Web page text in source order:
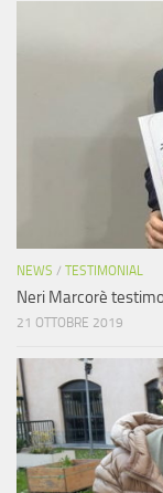
NEWS / TESTIMONIAL
Neri Marcorè
21 OTTOBRE 2019